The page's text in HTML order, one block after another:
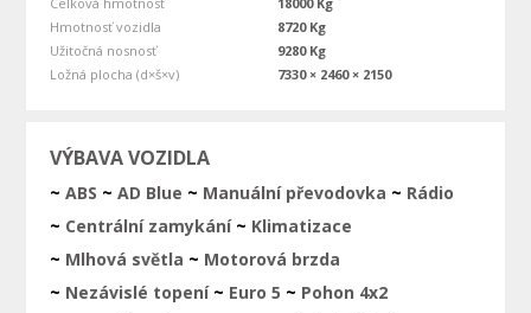
Hmotnosť vozidla
8720 Kg
Užitočná nosnosť
9280 Kg
Ložná plocha (d×š×v)
7330 × 2460 × 2150
VÝBAVA VOZIDLA
ABS AD Blue Manuální převodovka
Rádio
Centrální zamykání
Klimatizace
Mlhová světla
Motorová brzda
Nezávislé topení
Euro 5
Pohon 4x2